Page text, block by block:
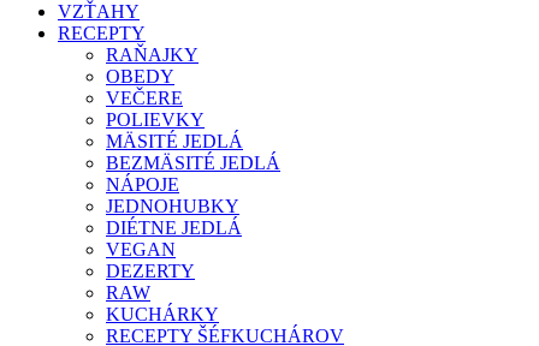
VZŤAHY
RECEPTY
RAŇAJKY
OBEDY
VEČERE
POLIEVKY
MÄSITÉ JEDLÁ
BEZMÄSITÉ JEDLÁ
NÁPOJE
JEDNOHUBKY
DIÉTNE JEDLÁ
VEGAN
DEZERTY
RAW
KUCHÁRKY
RECEPTY ŠÉFKUCHÁROV